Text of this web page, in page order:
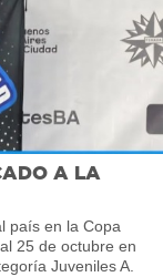
A LA
país en la Copa
25 de octubre en
Juveniles A.